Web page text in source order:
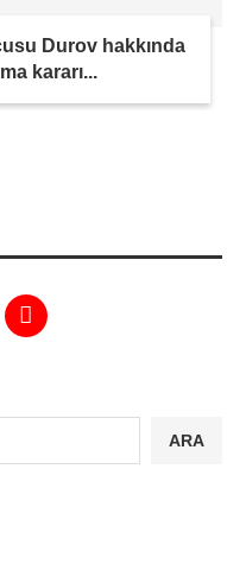
Durov hakkında
kararı...
ARA